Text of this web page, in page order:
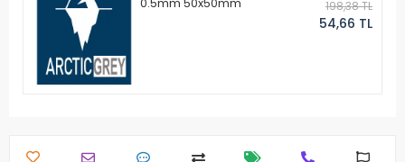
198,38 TL
54,66 TL